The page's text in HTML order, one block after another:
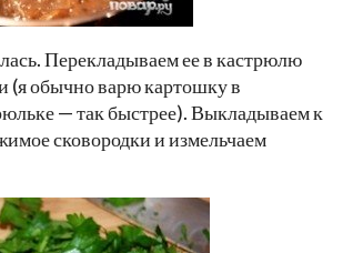
Перекладываем ее в кастрюлю
(я обычно варю картошку в
— так быстрее). Выкладываем к
сковородки и измельчаем